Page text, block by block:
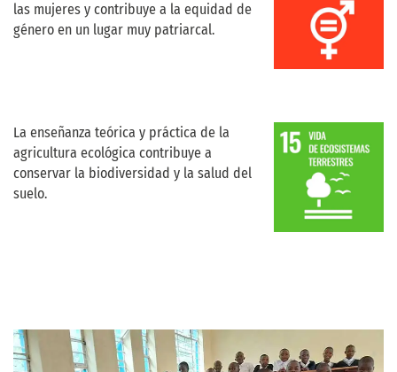
las mujeres y contribuye a la equidad de
género en un lugar muy patriarcal.
La enseñanza teórica y práctica de la
agricultura ecológica contribuye a
conservar la biodiversidad y la salud del
suelo.